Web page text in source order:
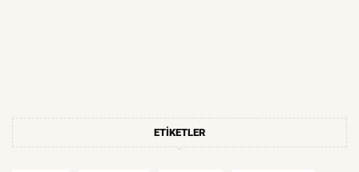
ETIKETLER